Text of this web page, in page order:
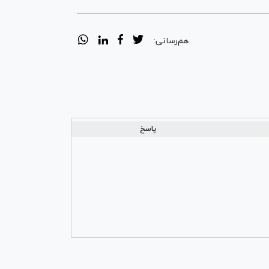
هم‌رسانی:
پاسخ